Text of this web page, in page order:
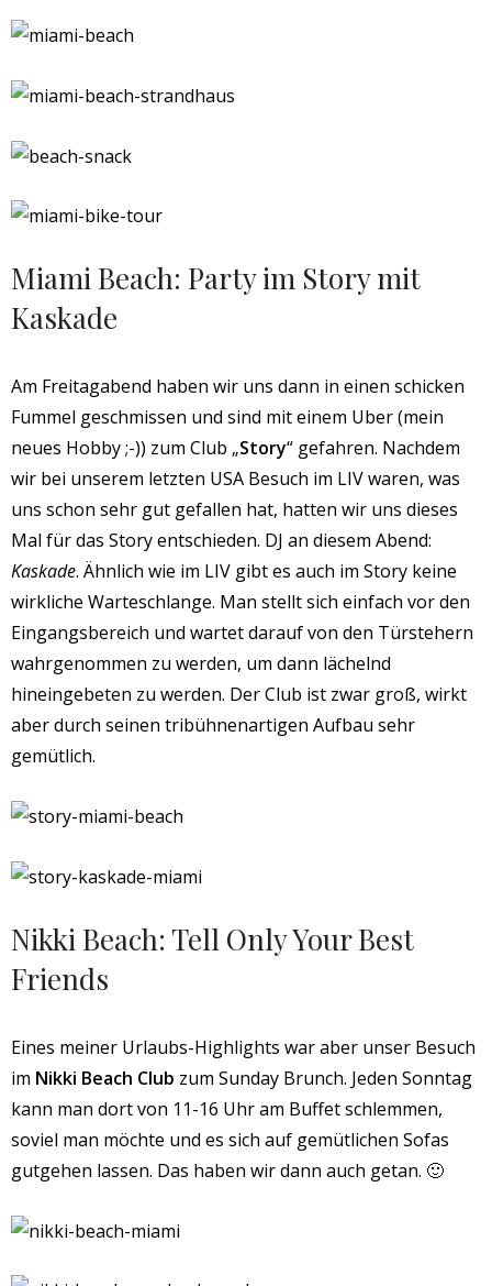
Miami Beach: Party im Story mit
Kaskade
Am Freitagabend haben wir uns dann in einen schicken
Fummel geschmissen und sind mit einem Uber (mein
neues Hobby ;-)) zum Club „Story“ gefahren. Nachdem
wir bei unserem letzten USA Besuch im LIV waren, was
uns schon sehr gut gefallen hat, hatten wir uns dieses
Mal für das Story entschieden. DJ an diesem Abend:
Kaskade. Ähnlich wie im LIV gibt es auch im Story keine
wirkliche Warteschlange. Man stellt sich einfach vor den
Eingangsbereich und wartet darauf von den Türstehern
wahrgenommen zu werden, um dann lächelnd
hineingebeten zu werden. Der Club ist zwar groß, wirkt
aber durch seinen tribühnenartigen Aufbau sehr
gemütlich.
Nikki Beach: Tell Only Your Best
Friends
Eines meiner Urlaubs-Highlights war aber unser Besuch
im Nikki Beach Club zum Sunday Brunch. Jeden Sonntag
kann man dort von 11-16 Uhr am Buffet schlemmen,
soviel man möchte und es sich auf gemütlichen Sofas
gutgehen lassen. Das haben wir dann auch getan. 🙂